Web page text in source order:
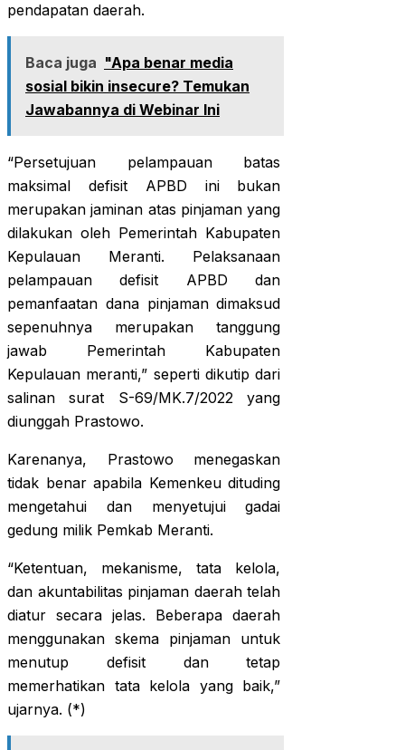
pendapatan daerah.
Baca juga "Apa benar media
sosial bikin insecure? Temukan
Jawabannya di Webinar Ini
“Persetujuan pelampauan batas
maksimal defisit APBD ini bukan
merupakan jaminan atas pinjaman yang
dilakukan oleh Pemerintah Kabupaten
Kepulauan Meranti. Pelaksanaan
pelampauan defisit APBD dan
pemanfaatan dana pinjaman dimaksud
sepenuhnya merupakan tanggung
jawab Pemerintah Kabupaten
Kepulauan meranti,” seperti dikutip dari
salinan surat S-69/MK.7/2022 yang
diunggah Prastowo.
Karenanya, Prastowo menegaskan
tidak benar apabila Kemenkeu dituding
mengetahui dan menyetujui gadai
gedung milik Pemkab Meranti.
“Ketentuan, mekanisme, tata kelola,
dan akuntabilitas pinjaman daerah telah
diatur secara jelas. Beberapa daerah
menggunakan skema pinjaman untuk
menutup defisit dan tetap
memerhatikan tata kelola yang baik,”
ujarnya. (*)